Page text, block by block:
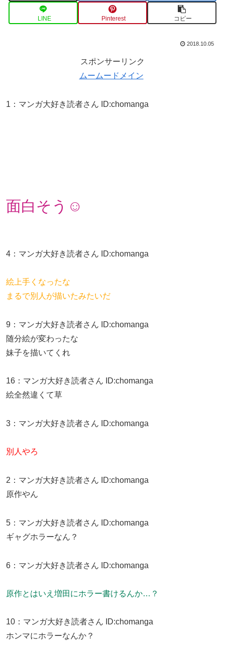
LINE Pinterest コピー
2018.10.05
スポンサーリンク
ムームードメイン
1 ： マンガ大好き読者さん ID:chomanga
面白そう☺
4 ： マンガ大好き読者さん ID:chomanga
絵上手くなったな
まるで別人が描いたみたいだ
9 ： マンガ大好き読者さん ID:chomanga
随分絵が変わったな
妹子を描いてくれ
16 ： マンガ大好き読者さん ID:chomanga
絵全然違くて草
3 ： マンガ大好き読者さん ID:chomanga
別人やろ
2 ： マンガ大好き読者さん ID:chomanga
原作やん
5 ： マンガ大好き読者さん ID:chomanga
ギャグホラーなん？
6 ： マンガ大好き読者さん ID:chomanga
原作とはいえ増田にホラー書けるんか…？
10 ： マンガ大好き読者さん ID:chomanga
ホンマにホラーなんか？